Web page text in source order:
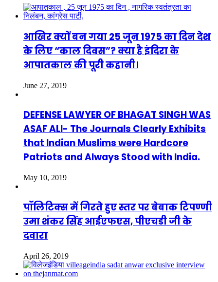
आखिर क्यों बन गया 25 जून 1975 का दिन देश
के लिए “काल दिवस”? क्या है इंदिरा के
आपातकाल की पूरी कहानी।
June 27, 2019
DEFENSE LAWYER OF BHAGAT SINGH WAS
ASAF ALI- The Journals Clearly Exhibits
that Indian Muslims were Hardcore
Patriots and Always Stood with India.
May 10, 2019
पॉलिटिक्स में गिरते हुए स्तर पर बेबाक टिपण्णी
उमा शंकर सिंह आईएफएस, पीएचडी जी के
दवारा
April 26, 2019